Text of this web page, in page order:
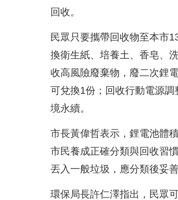
回收。
民眾只要攜帶回收物至本市
換衛生紙、培養土、香皂、
收高風險廢棄物，廢二次鋰
可兌換1份；回收行動電源
境永續。
市長黃偉哲表示，鋰電池體
市民養成正確分類與回收習
丟入一般垃圾，應分類後妥善
環保局長許仁澤指出，民眾